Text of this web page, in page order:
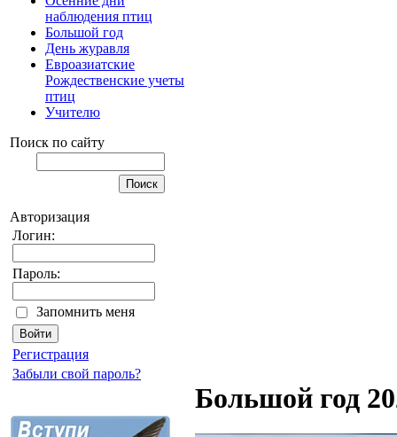
наблюдения птиц
Большой год
День журавля
Евроазиатские
Рождественские учеты
птиц
Учителю
Поиск по сайту
Авторизация
Логин:
Пароль:
Запомнить меня
Регистрация
Забыли свой пароль?
Большой год